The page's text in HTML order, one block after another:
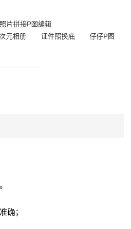
照片拼接P图编辑
次元相册 证件照换底
仔仔P图
确；